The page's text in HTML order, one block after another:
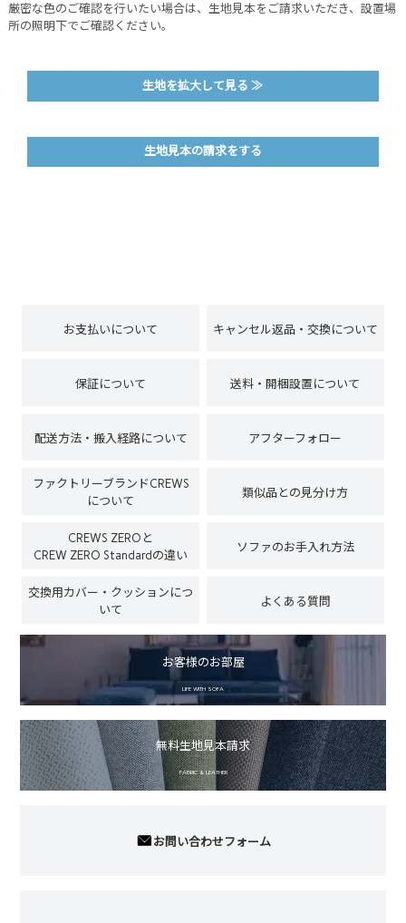
厳密な色のご確認を行いたい場合は、生地見本をご請求いただき、設置場
所の照明下でご確認ください。
生地を拡大して見る ≫
生地見本の請求をする
お支払いについて キャンセル返品・交換について
保証について 送料・開梱設置について
配送方法・搬入経路について アフターフォロー
ファクトリーブランドCREWS
について
類似品との見分け方
CREWS ZEROと
CREW ZERO Standardの違い
ソファのお手入れ方法
交換用カバー・クッションにつ
いて
よくある質問
お客様のお部屋
LIFE WITH SOFA
無料生地見本請求
FABRIC & LEATHER
お問い合わせフォーム